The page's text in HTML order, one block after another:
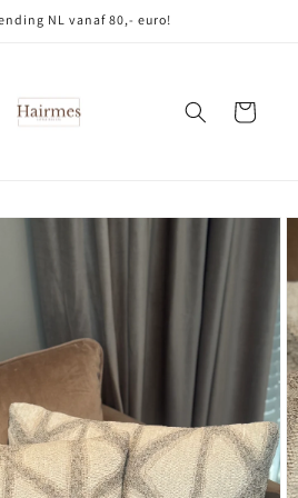
NL vanaf 80,- euro!
Winkelwagen